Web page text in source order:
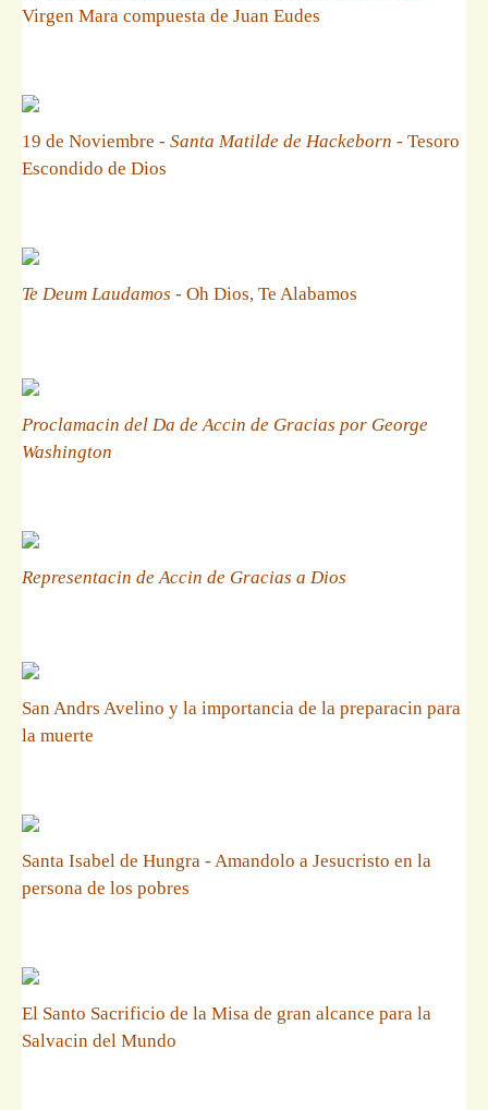
Virgen Mara compuesta de Juan Eudes
19 de Noviembre - Santa Matilde de Hackeborn - Tesoro
Escondido de Dios
Te Deum Laudamos - Oh Dios, Te Alabamos
Proclamacin del Da de Accin de Gracias por George
Washington
Representacin de Accin de Gracias a Dios
San Andrs Avelino y la importancia de la preparacin para
la muerte
Santa Isabel de Hungra - Amandolo a Jesucristo en la
persona de los pobres
El Santo Sacrificio de la Misa de gran alcance para la
Salvacin del Mundo